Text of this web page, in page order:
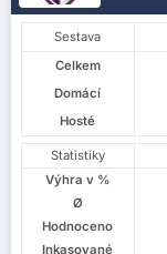
Sestava
Celkem
Domácí
Hosté
Statistiky
Výhra v %
Ø
Hodnoceno
Inkasované